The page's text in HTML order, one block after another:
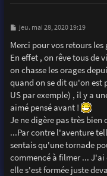
M
s
s
a
e
jeu. mai 28, 2020 19:19
Merci pour vos retours les
En effet , on rêve tous de
on chasse les orages
quand on se dit qu'on est
US par exemple) , il y a
aimé pensé avant !
Je ne digère pas très
...Par contre l'aventure
sentais qu'une tornade
commencé à filmer ... J'ai
elle s'est formée juste